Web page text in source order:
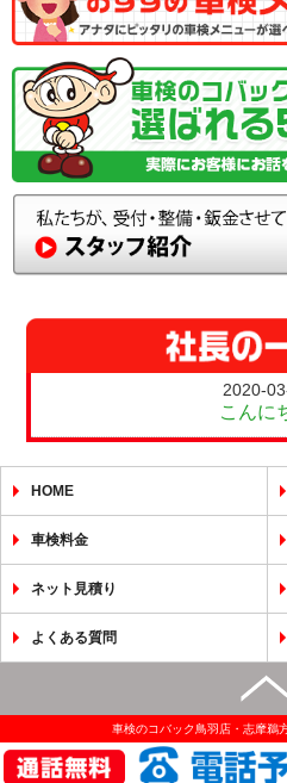
2020-
こんに
HOME
車検料金
ネット見積り
よくある質問
車検のコバック鳥羽店・志摩